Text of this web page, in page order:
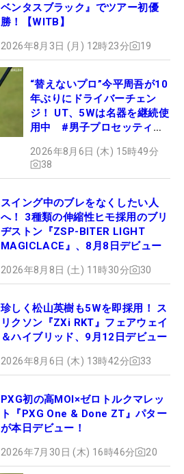
ベンタスブラック』でツアー初優
勝！【WITB】
2026年8月3日 (月) 12時23分 19
“替えないプロ”今平周吾が10
年ぶりにドライバーチェン
ジ！ UT、5Wは名器を継続使
用中 #男子プロセッティン
2026年8月6日 (木) 15時49分
38
スイング中のブレをなくしたい人
へ！ 3種類の伸縮性ヒモ採用のブリ
ヂストン『ZSP-BITER LIGHT
MAGICLACE』、8月8日デビュー
2026年8月8日 (土) 11時30分 30
珍しく松山英樹も5Wを即採用！ ス
リクソン『ZXi RKT』フェアウェイ
＆ハイブリッド、9月12日デビュー
2026年8月6日 (木) 13時42分 33
PXG初の高MOI×ゼロトルクマレッ
ト『PXG One & Done ZT』パター
が本日デビュー！
2026年7月30日 (木) 16時46分 20